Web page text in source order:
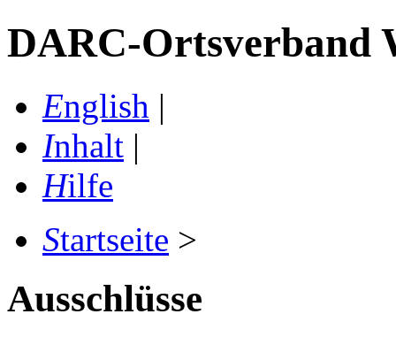
DARC-Ortsverband
English |
Inhalt |
Hilfe
Startseite >
Ausschlüsse